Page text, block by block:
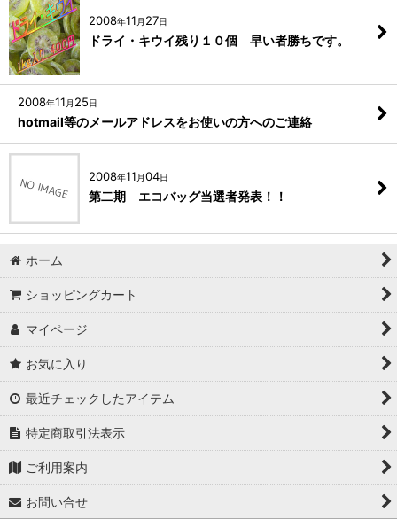
2008年11 月 27日
ドライ・キウイ残り１０個 早い者勝ちです。
2008年11 月 25日
hotmail等のメールアドレスをお使いの方へのご連絡
2008年11 月04日
第二期 エコバッグ当選者発表！！
ホーム
ショッピングカート
マイページ
お気に入り
最近チェックしたアイテム
特定商取引法表示
ご利用案内
お問い合せ